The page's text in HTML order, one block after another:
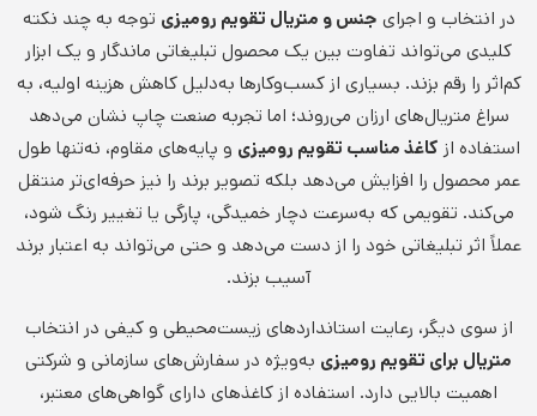
در انتخاب و اجرای جنس و متریال تقویم رومیزی توجه به چند نکته
کلیدی می‌تواند تفاوت بین یک محصول تبلیغاتی ماندگار و یک ابزار
کم‌اثر را رقم بزند. بسیاری از کسب‌وکارها به‌دلیل کاهش هزینه اولیه، به
سراغ متریال‌های ارزان می‌روند؛ اما تجربه صنعت چاپ نشان می‌دهد
استفاده از کاغذ مناسب تقویم رومیزی و پایه‌های مقاوم، نه‌تنها طول
عمر محصول را افزایش می‌دهد بلکه تصویر برند را نیز حرفه‌ای‌تر منتقل
می‌کند. تقویمی که به‌سرعت دچار خمیدگی، پارگی یا تغییر رنگ شود،
عملاً اثر تبلیغاتی خود را از دست می‌دهد و حتی می‌تواند به اعتبار برند
آسیب بزند.
از سوی دیگر، رعایت استانداردهای زیست‌محیطی و کیفی در انتخاب
متریال برای تقویم رومیزی به‌ویژه در سفارش‌های سازمانی و شرکتی
اهمیت بالایی دارد. استفاده از کاغذهای دارای گواهی‌های معتبر،